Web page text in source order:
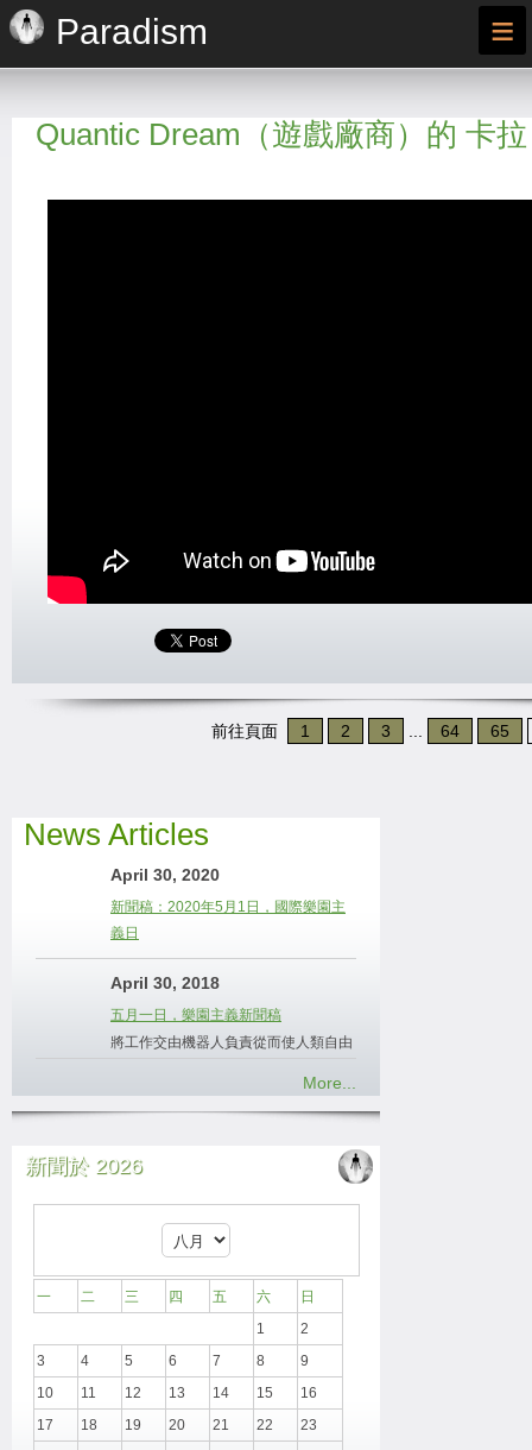
Paradism ≡
Quantic Dream（遊戲廠商）的 卡
前往頁面 1 2 3 64 65
News Articles
April 30, 2020
新聞稿：2020年5月1日，國際樂園主
義日
April 30, 2018
五月一日，樂園主義新聞稿
將工作交由機器人負責從而使人類自由
More...
新聞於 2026
一 二 三 四 五 六
日
1
2
3
4 5 6 7 8
9
10
11 12 13 14 15
16
17
18 19 20 21 22
23